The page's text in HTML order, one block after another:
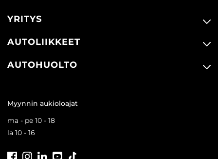
YRITYS
AUTOLIIKKEET
AUTOHUOLTO
Myynnin aukioloajat
ma - pe 10 - 18
la 10 - 16
FacebookInstagramLinkedInYoutube